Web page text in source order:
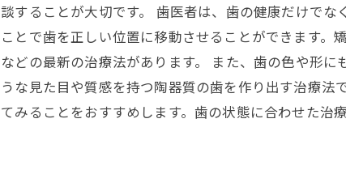
することが大切です。 歯医者は、歯の健康だけで
とで歯を正しい位置に移動させることができます
どの最新の治療法があります。 また、歯の色や形に
な見た目や質感を持つ陶器質の歯を作り出す治療法
みることをおすすめします。歯の状態に合わせた治